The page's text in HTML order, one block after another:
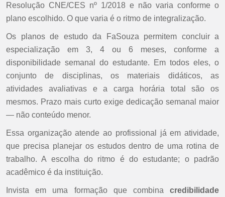
Resolução CNE/CES nº 1/2018 e não varia conforme o
plano escolhido. O que varia é o ritmo de integralização.
Os planos de estudo da FaSouza permitem concluir a
especialização em 3, 4 ou 6 meses, conforme a
disponibilidade semanal do estudante. Em todos eles, o
conjunto de disciplinas, os materiais didáticos, as
atividades avaliativas e a carga horária total são os
mesmos. Prazo mais curto exige dedicação semanal maior
— não conteúdo menor.
Essa organização atende ao profissional já em atividade,
que precisa planejar os estudos dentro de uma rotina de
trabalho. A escolha do ritmo é do estudante; o padrão
acadêmico é da instituição.
Invista em uma formação que combina credibilidade